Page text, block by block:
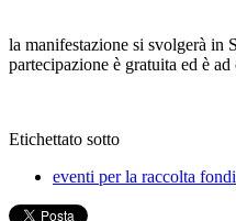
la manifestazione si svolgerà in
partecipazione è gratuita ed è
Etichettato sotto
eventi per la raccolta fondi